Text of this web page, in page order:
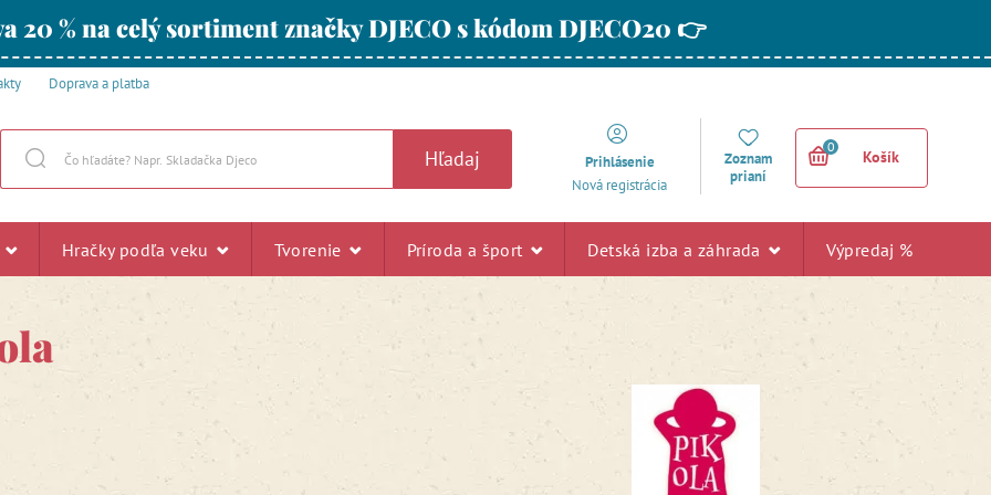
20 % na celý sortiment značky DJECO s kódom DJECO20 👉
Doprava a platba
Hľadaj
Prihlásenie
Nová registrácia
Zoznam
prianí
0
Košík
Hračky podľa veku Tvorenie Príroda a šport Detská izba a záhrada Výpredaj %